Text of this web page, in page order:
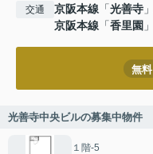
交通 京阪本線 「光善寺
京阪本線 「香里園
無料
光善寺中央ビルの募集中物件
１階-5